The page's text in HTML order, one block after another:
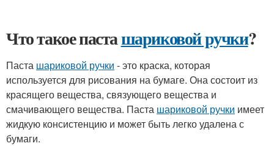
Что такое пасташариковой ручки?
Паста шариковой ручки - это краска, которая
используется для рисования на бумаге. Она состоит из
красящего вещества, связующего вещества и
смачивающего вещества. Паста шариковой ручки имеет
жидкую консистенцию и может быть легко удалена с
бумаги.